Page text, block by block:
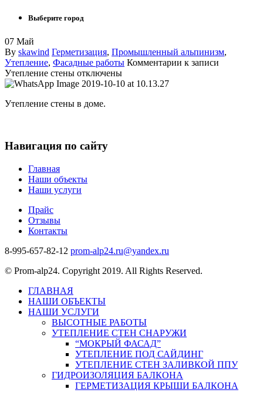
Выберите город
07 Май
By skawind Герметизация, Промышленный альпинизм,
Утепление, Фасадные работы Комментарии к записи
Утепление стены отключены
Утепление стены в доме.
Навигация по сайту
Главная
Наши объекты
Наши услуги
Прайс
Отзывы
Контакты
8-995-657-82-12 prom-alp24.ru@yandex.ru
© Prom-alp24. Copyright 2019. All Rights Reserved.
ГЛАВНАЯ
НАШИ ОБЪЕКТЫ
НАШИ УСЛУГИ
ВЫСОТНЫЕ РАБОТЫ
УТЕПЛЕНИЕ СТЕН СНАРУЖИ
“МОКРЫЙ ФАСАД”
УТЕПЛЕНИЕ ПОД САЙДИНГ
УТЕПЛЕНИЕ СТЕН ЗАЛИВКОЙ ППУ
ГИДРОИЗОЛЯЦИЯ БАЛКОНА
ГЕРМЕТИЗАЦИЯ КРЫШИ БАЛКОНА